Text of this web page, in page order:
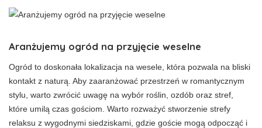
Aranżujemy ogród na przyjęcie weselne
Ogród to doskonała lokalizacja na wesele, która pozwala na bliski
kontakt z naturą. Aby zaaranżować przestrzeń w romantycznym
stylu, warto zwrócić uwagę na wybór roślin, ozdób oraz stref,
które umilą czas gościom. Warto rozważyć stworzenie strefy
relaksu z wygodnymi siedziskami, gdzie goście mogą odpocząć i